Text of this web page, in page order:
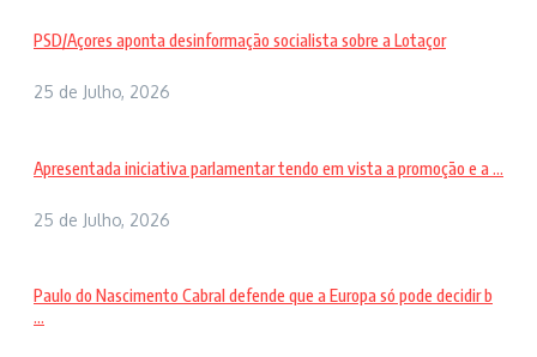
PSD/Açores aponta desinformação socialista sobre a Lotaçor
25 de Julho, 2026
Apresentada iniciativa parlamentar tendo em vista a promoção e a ...
25 de Julho, 2026
Paulo do Nascimento Cabral defende que a Europa só pode decidir b
...